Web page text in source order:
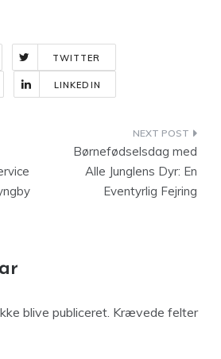
TWITTER
LINKEDIN
Børnefødselsdag med
Alle Junglens Dyr: En
Eventyrlig Fejring
blive publiceret. Krævede felter